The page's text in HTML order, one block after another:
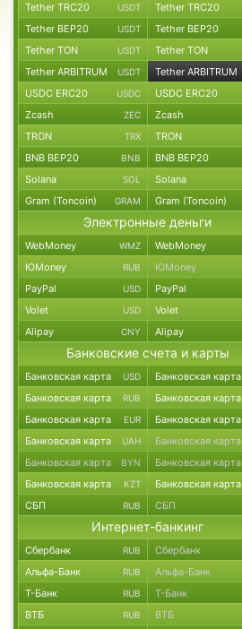
Tether TRC20 USDT Tether TRC20
Tether BEP20 USDT Tether BEP20
Tether TON USDT Tether TON
Tether ARBITRUM USDT Tether ARBITRUM
USDC ERC20 USDC USDC ERC20
Zcash ZEC Zcash
TRON TRX TRON
BNB BEP20 BNB BNB BEP20
Solana SOL Solana
Gram (Toncoin) GRAM Gram (Toncoin)
Электронные деньги
WebMoney WMZ WebMoney
ЮMoney RUB ЮMoney
PayPal USD PayPal
Volet USD Volet
Alipay CNY Alipay
Банковские счета и карты
Банковская карта USD Банковская карта
Банковская карта RUB Банковская карта
Банковская карта EUR Банковская карта
Банковская карта UAH Банковская карта
Банковская карта BYN Банковская карта
Банковская карта KZT Банковская карта
СБП RUB СБП
Интернет-банкинг
Сбербанк RUB Сбербанк
Альфа-Банк RUB Альфа-Банк
Т-Банк RUB Т-Банк
ВТБ RUB ВТБ